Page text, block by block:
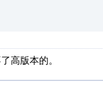
高版本的。